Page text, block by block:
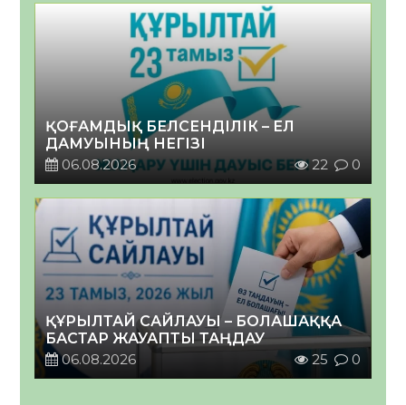
ҚОҒАМДЫҚ БЕЛСЕНДІЛІК – ЕЛ
ДАМУЫНЫҢ НЕГІЗІ
06.08.2026
22 0
ҚҰРЫЛТАЙ САЙЛАУЫ – БОЛАШАҚҚА
БАСТАР ЖАУАПТЫ ТАҢДАУ
06.08.2026
25 0